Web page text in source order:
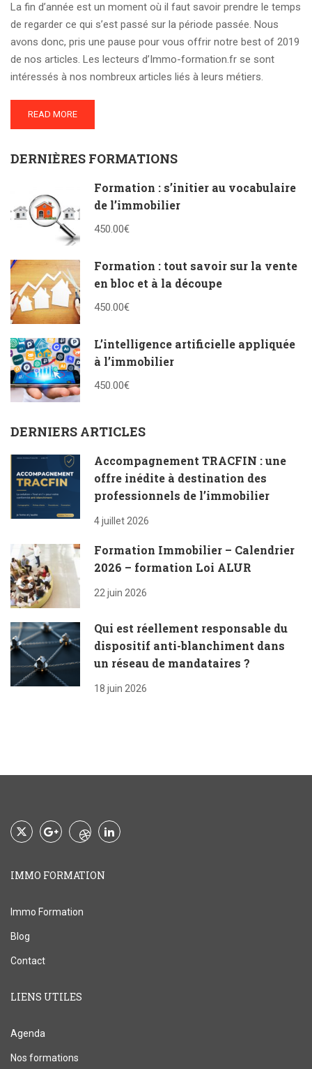
La fin d’année est un moment où il faut savoir prendre le temps
de regarder ce qui s’est passé sur la période passée. Nous
avons donc, pris une pause pour vous offrir notre best of 2019
de nos articles. Les lecteurs d’Immo-formation.fr se sont
intéressés à nos nombreux articles liés à leurs métiers.
READ MORE
DERNIÈRES FORMATIONS
Formation : s’initier au vocabulaire
de l’immobilier
450.00€
Formation : tout savoir sur la vente
en bloc et à la découpe
450.00€
L’intelligence artificielle appliquée
à l’immobilier
450.00€
DERNIERS ARTICLES
Accompagnement TRACFIN : une
offre inédite à destination des
professionnels de l’immobilier
4 juillet 2026
Formation Immobilier – Calendrier
2026 – formation Loi ALUR
22 juin 2026
Qui est réellement responsable du
dispositif anti-blanchiment dans
un réseau de mandataires ?
18 juin 2026
IMMO FORMATION
Immo Formation
Blog
Contact
LIENS UTILES
Agenda
Nos formations